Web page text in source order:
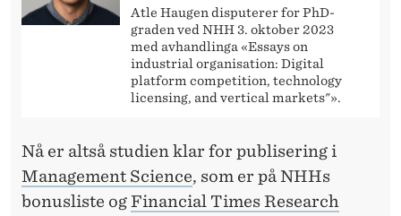
Atle Haugen disputerer for PhD-
graden ved NHH 3. oktober 2023
med avhandlinga «Essays on
industrial organisation: Digital
platform competition, technology
licensing, and vertical markets"».
Nå er altså studien klar for publisering i
Management Science, som er på NHHs
bonusliste ogFinancial Times Research